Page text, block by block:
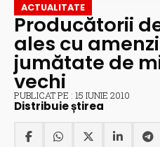
ACTUALITATE
Producătorii
ales cu
jumătate de
vechi
PUBLICAT PE : 15 IUNIE 2010
Distribuie știrea